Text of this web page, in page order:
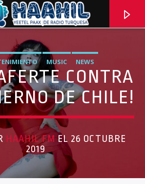
MUSIC NEWS
CONTRA
DE CHILE!
HAAHIL FM EL 26 OCTUBRE
2019